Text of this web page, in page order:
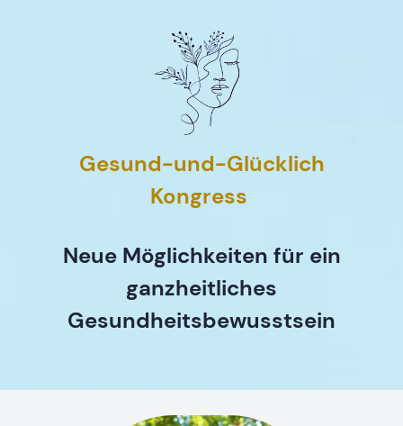
Gesund-und-Glücklich
Kongress
Neue Möglichkeiten für ein
ganzheitliches
Gesundheitsbewusstsein